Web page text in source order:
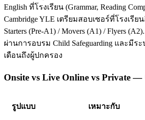
English ที่โรงเรียน (Grammar, Reading
Cambridge YLE เตรียมสอบเซอร์ที่โรงเรี
Starters (Pre-A1) / Movers (A1) / Flyers
ผ่านการอบรม Child Safeguarding และมีร
เดือนถึงผู้ปกครอง
Onsite vs Live Online vs Private
รูปแบบ เหมาะกับ